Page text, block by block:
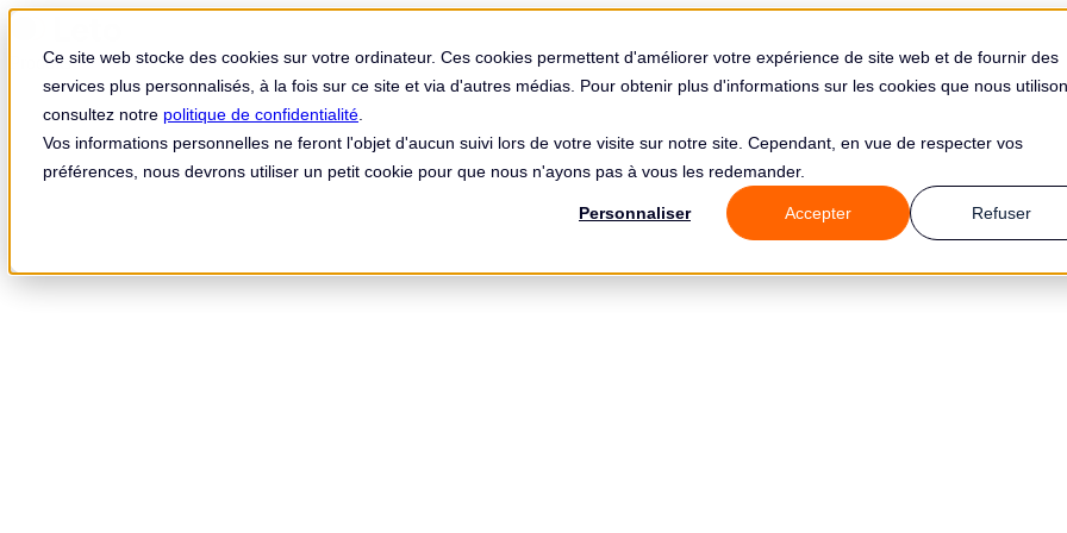
Ce site web stocke des cookies sur votre ordinateur. Ces cookies permettent d'améliorer votre expérience de site web et de fournir des
services plus personnalisés, à la fois sur ce site et via d'autres médias. Pour obtenir plus d'informations sur les cookies que nous
consultez notre politique de confidentialité
Vos informations personnelles ne feront l'objet d'aucun suivi lors de votre visite sur notre site. Cependant, en vue de respecter vos
préférences, nous devrons utiliser un petit cookie pour que nous n'ayons pas à vous les redemander.
Personnaliser Accepter Refuser
Produits